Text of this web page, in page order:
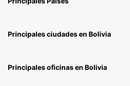
Principales ciudades en Bolivia
Principales oficinas en Bolivia